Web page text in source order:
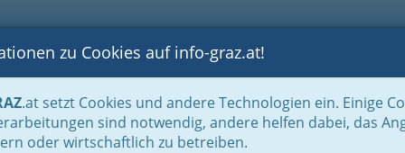
BLOGS FOTOS GASTRONOMIE BRANCHEN
zu Cookies auf info-graz.at!
.at setzt Cookies und andere Technologien ein. Einige
sind notwendig, andere helfen dabei, das
oder wirtschaftlich zu betreiben.
gruppiert Oktober 2015